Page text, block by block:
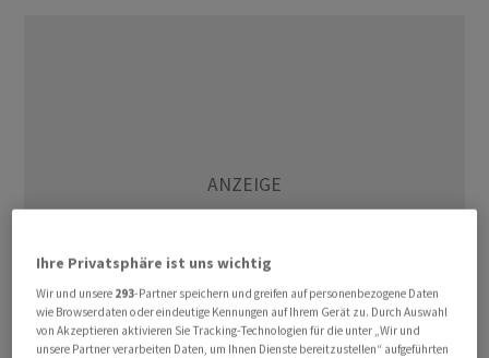
Ihre Privatsphäre ist uns wichtig
Wir und unsere 293-Partner speichern und greifen auf personenbezogene Daten
wie Browserdaten oder eindeutige Kennungen auf Ihrem Gerät zu. Durch Auswahl
von Akzeptieren aktivieren Sie Tracking-Technologien für die unter „Wir und
unsere Partner verarbeiten Daten, um Ihnen Dienste bereitzustellen“ aufgeführten